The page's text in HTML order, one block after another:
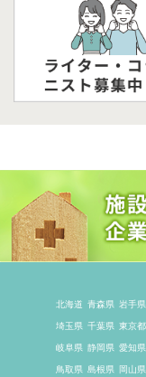
北海道 青森県 岩手県
埼玉県 千葉県 東京都
岐阜県 静岡県 愛知県
鳥取県 島根県 岡山県